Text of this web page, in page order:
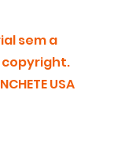
sem a
copyright.
USA